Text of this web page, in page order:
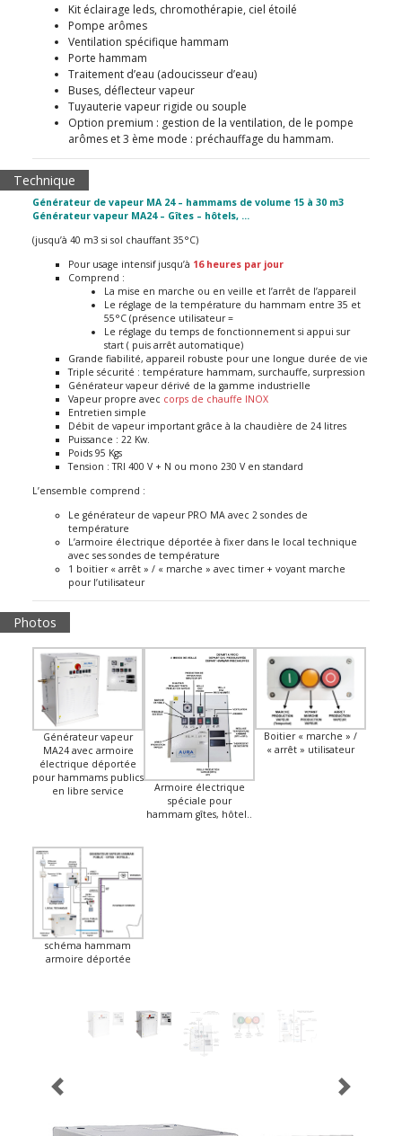
Kit éclairage leds, chromothérapie, ciel étoilé
Pompe arômes
Ventilation spécifique hammam
Porte hammam
Traitement d’eau (adoucisseur d’eau)
Buses, déflecteur vapeur
Tuyauterie vapeur rigide ou souple
Option premium : gestion de la ventilation, de le pompe
arômes et 3 ème mode : préchauffage du hammam.
Technique
Générateur de vapeur MA 24 – hammams de volume 15 à 30 m3
Générateur vapeur MA24 – Gîtes – hôtels, …
(jusqu’à 40 m3 si sol chauffant 35°C)
Pour usage intensif jusqu’à 16 heures par jour
Comprend :
La mise en marche ou en veille et l’arrêt de l’appareil
Le réglage de la température du hammam entre 35 et
55°C (présence utilisateur =
Le réglage du temps de fonctionnement si appui sur
start ( puis arrêt automatique)
Grande fiabilité, appareil robuste pour une longue durée de vie
Triple sécurité : température hammam, surchauffe, surpression
Générateur vapeur dérivé de la gamme industrielle
Vapeur propre avec corps de chauffe INOX
Entretien simple
Débit de vapeur important grâce à la chaudière de 24 litres
Puissance : 22 Kw.
Poids 95 Kgs
Tension : TRI 400 V + N ou mono 230 V en standard
L’ensemble comprend :
Le générateur de vapeur PRO MA avec 2 sondes de
température
L’armoire électrique déportée à fixer dans le local technique
avec ses sondes de température
1 boitier « arrêt » / « marche » avec timer + voyant marche
pour l’utilisateur
Photos
Générateur vapeur
MA24 avec armoire
électrique déportée
pour hammams publics
en libre service
Armoire électrique
spéciale pour
hammam gîtes, hôtel..
Boitier « marche » /
« arrêt » utilisateur
schéma hammam
armoire déportée